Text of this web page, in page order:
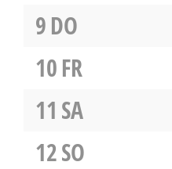
9DO
10FR
11 SA
12SO